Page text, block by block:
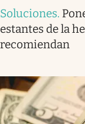
Soluciones.
estantes de la
recomiendan